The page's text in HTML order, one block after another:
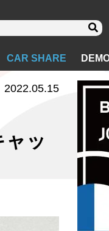
CAR SHARE
ッ
2022.05.15